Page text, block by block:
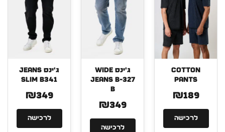
COTTON
PANTS
₪189
לרכישה
ג'ינס WIDE
JEANS B-327
B
₪349
לרכישה
ג'ינס JEANS
SLIM B341
₪349
לרכישה